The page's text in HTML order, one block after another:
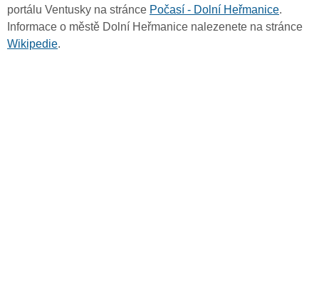
portálu Ventusky na stránce Počasí - Dolní Heřmanice.
Informace o městě Dolní Heřmanice nalezenete na stránce
Wikipedie.